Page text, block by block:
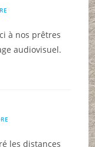
à nos prêtres
audiovisuel.
les distances